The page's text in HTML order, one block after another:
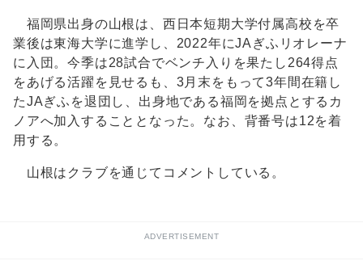
福岡県出身の山根は、西日本短期大学付属高校を卒
業後は東海大学に進学し、2022年にJAぎふリオレーナ
に入団。今季は28試合でベンチ入りを果たし264得点
をあげる活躍を見せるも、3月末をもって3年間在籍し
たJAぎふを退団し、出身地である福岡を拠点とするカ
ノアへ加入することとなった。なお、背番号は12を着
用する。
山根はクラブを通じてコメントしている。
ADVERTISEMENT